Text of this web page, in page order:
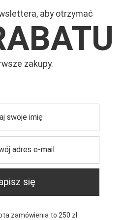
pytania?
pytania i odpowiedzi
publikując dla innych.
aby otrzymać
zakupy.
się
zamówienia to 250 zł